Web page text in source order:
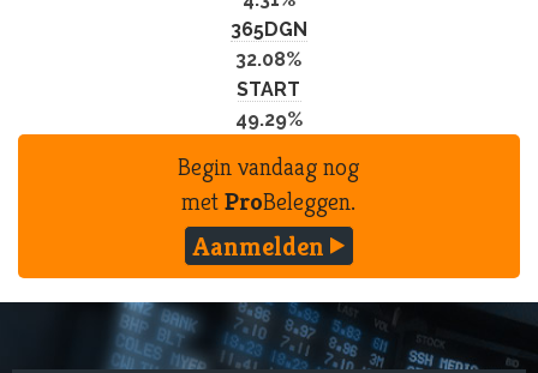
365DGN
32.08%
START
49.29%
Begin vandaag nog
metProBeleggen.
Aanmelden